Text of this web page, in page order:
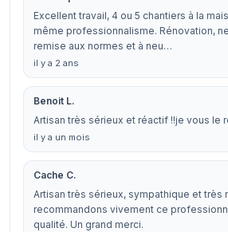
Excellent travail, 4 ou 5 chantiers à la
même professionnalisme. Rénovation,
remise aux normes et à neu…
il y a 2 ans
Benoit L.
Artisan très sérieux et réactif !!je vous le
il y a un mois
Cache C.
Artisan très sérieux, sympathique et très
recommandons vivement ce
qualité. Un grand merci.